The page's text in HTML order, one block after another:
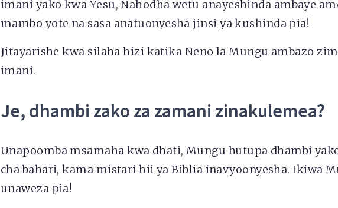
imani yako kwa Yesu, Nahodha wetu anayeshinda ambaye
mambo yote na sasa anatuonyesha jinsi ya kushinda pia!
Jitayarishe kwa silaha hizi katika Neno la Mungu ambazo
imani.
Je, dhambi zako za zamani zinakulemea?
Unapoomba msamaha kwa dhati, Mungu hutupa dhambi
cha bahari, kama mistari hii ya Biblia inavyoonyesha. Ikiwa
unaweza pia!